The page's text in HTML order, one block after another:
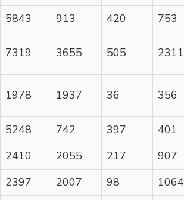
5843 913 420
753
7319 3655 505 2311
1978 1937 36 356
5248 742 397
401
2410 2055 217
907
2397 2007 98
1064